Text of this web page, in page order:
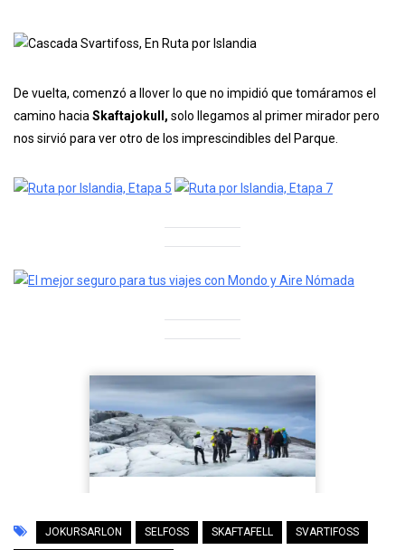
De vuelta, comenzó a llover lo que no impidió que tomáramos el
camino hacia Skaftajokull, solo llegamos al primer mirador pero
nos sirvió para ver otro de los imprescindibles del Parque.
JOKURSARLON SELFOSS SKAFTAFELL SVARTIFOSS